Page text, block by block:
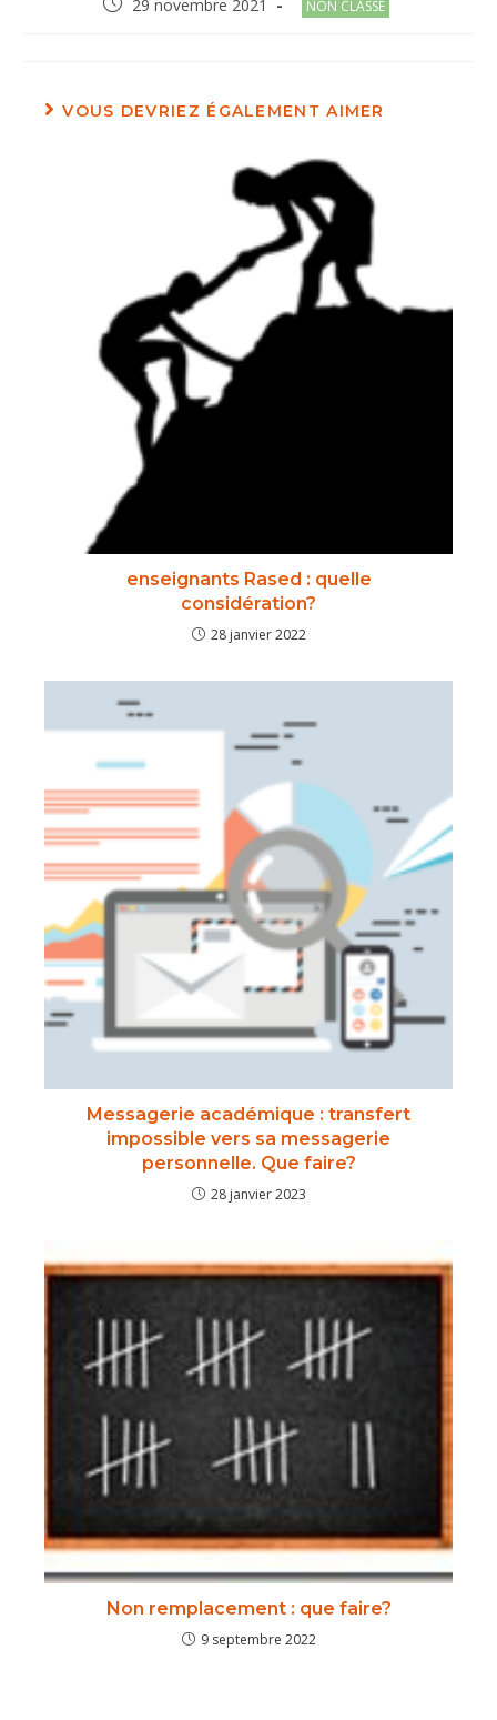
29 novembre 2021 NON CLASSÉ
VOUS DEVRIEZ ÉGALEMENT AIMER
enseignants Rased : quelle
considération?
28 janvier 2022
Messagerie académique : transfert
impossible vers sa messagerie
personnelle. Que faire?
28 janvier 2023
Non remplacement : que faire?
9 septembre 2022